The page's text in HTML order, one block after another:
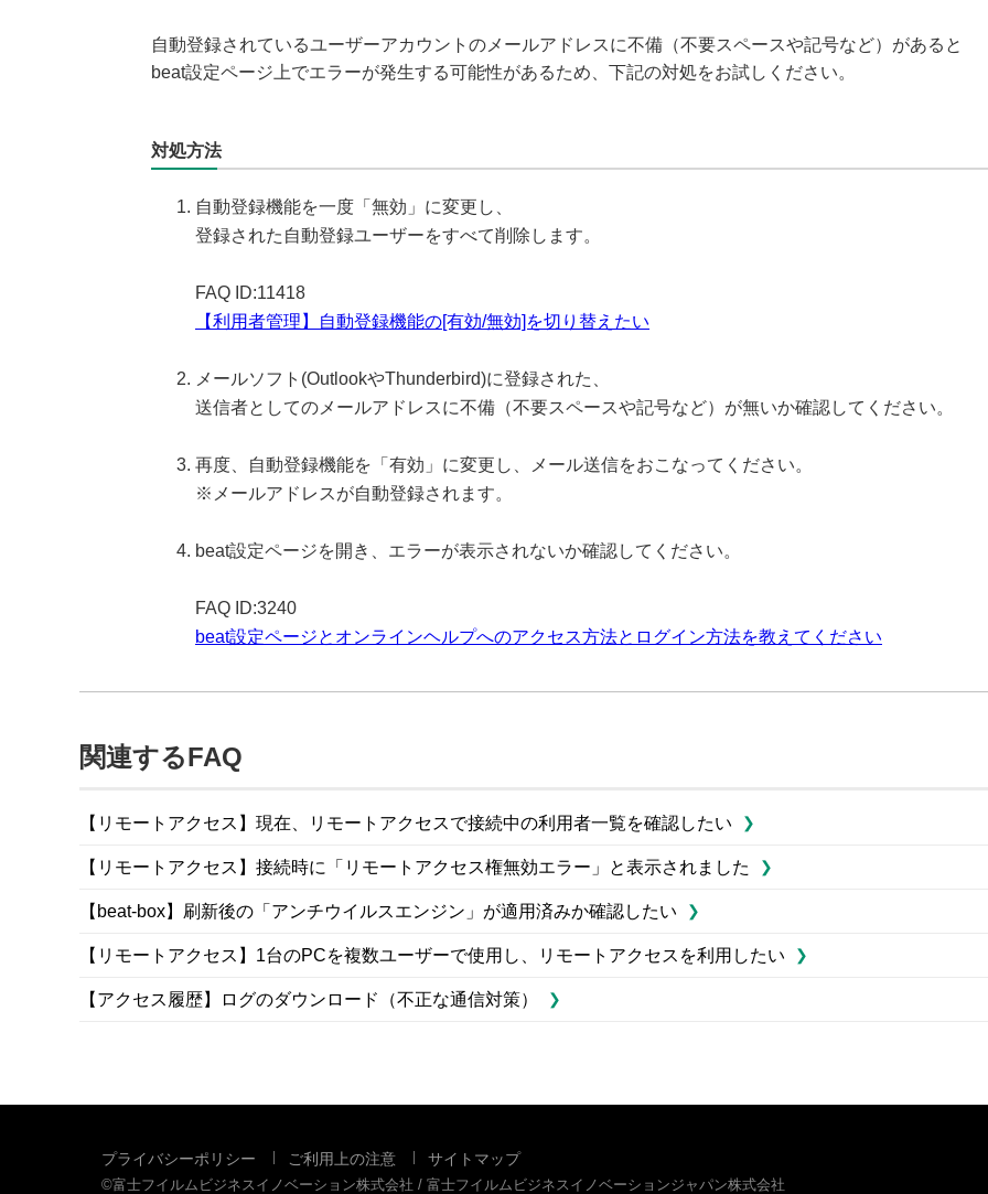
自動登録されているユーザーアカウントのメールアドレスに不備（不要スペースや記号など）があると
beat設定ページ上でエラーが発生する可能性があるため、下記の対処をお試しください。
対処方法
自動登録機能を一度「無効」に変更し、
登録された自動登録ユーザーをすべて削除します。
FAQ ID:11418
【利用者管理】自動登録機能の[有効/無効]を切り替えたい
メールソフト(OutlookやThunderbird)に登録された、
送信者としてのメールアドレスに不備（不要スペースや記号など）が無いか確認してください。
再度、自動登録機能を「有効」に変更し、メール送信をおこなってください。
※メールアドレスが自動登録されます。
beat設定ページを開き、エラーが表示されないか確認してください。
FAQ ID:3240
beat設定ページとオンラインヘルプへのアクセス方法とログイン方法を教えてください
関連するFAQ
【リモートアクセス】現在、リモートアクセスで接続中の利用者一覧を確認したい
【リモートアクセス】接続時に「リモートアクセス権無効エラー」と表示されました
【beat-box】刷新後の「アンチウイルスエンジン」が適用済みか確認したい
【リモートアクセス】1台のPCを複数ユーザーで使用し、リモートアクセスを利用したい
【アクセス履歴】ログのダウンロード（不正な通信対策）
プライバシーポリシー ご利用上の注意 サイトマップ
©富士フイルムビジネスイノベーション株式会社 / 富士フイルムビジネスイノベーションジャパン株式会社